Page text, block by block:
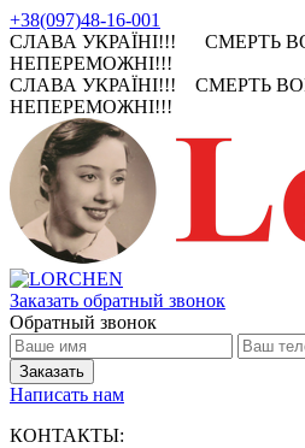
+38(097)48-16-001
СЛАВА УКРАЇНІ!!! СМЕРТЬ
НЕПЕРЕМОЖНІ!!!
СЛАВА УКРАЇНІ!!! СМЕРТЬ
НЕПЕРЕМОЖНІ!!!
Заказать обратный звонок
Обратный звонок
Написать нам
КОНТАКТЫ: